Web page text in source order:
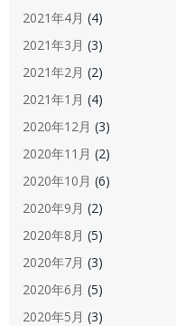
2021年4月 (4)
2021年3月 (3)
2021年2月 (2)
2021年1月 (4)
2020年12月 (3)
2020年11月 (2)
2020年10月 (6)
2020年9月 (2)
2020年8月 (5)
2020年7月 (3)
2020年6月 (5)
2020年5月 (3)